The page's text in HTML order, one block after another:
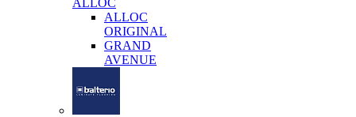
ALLOC
ALLOC
ORIGINAL
GRAND
AVENUE